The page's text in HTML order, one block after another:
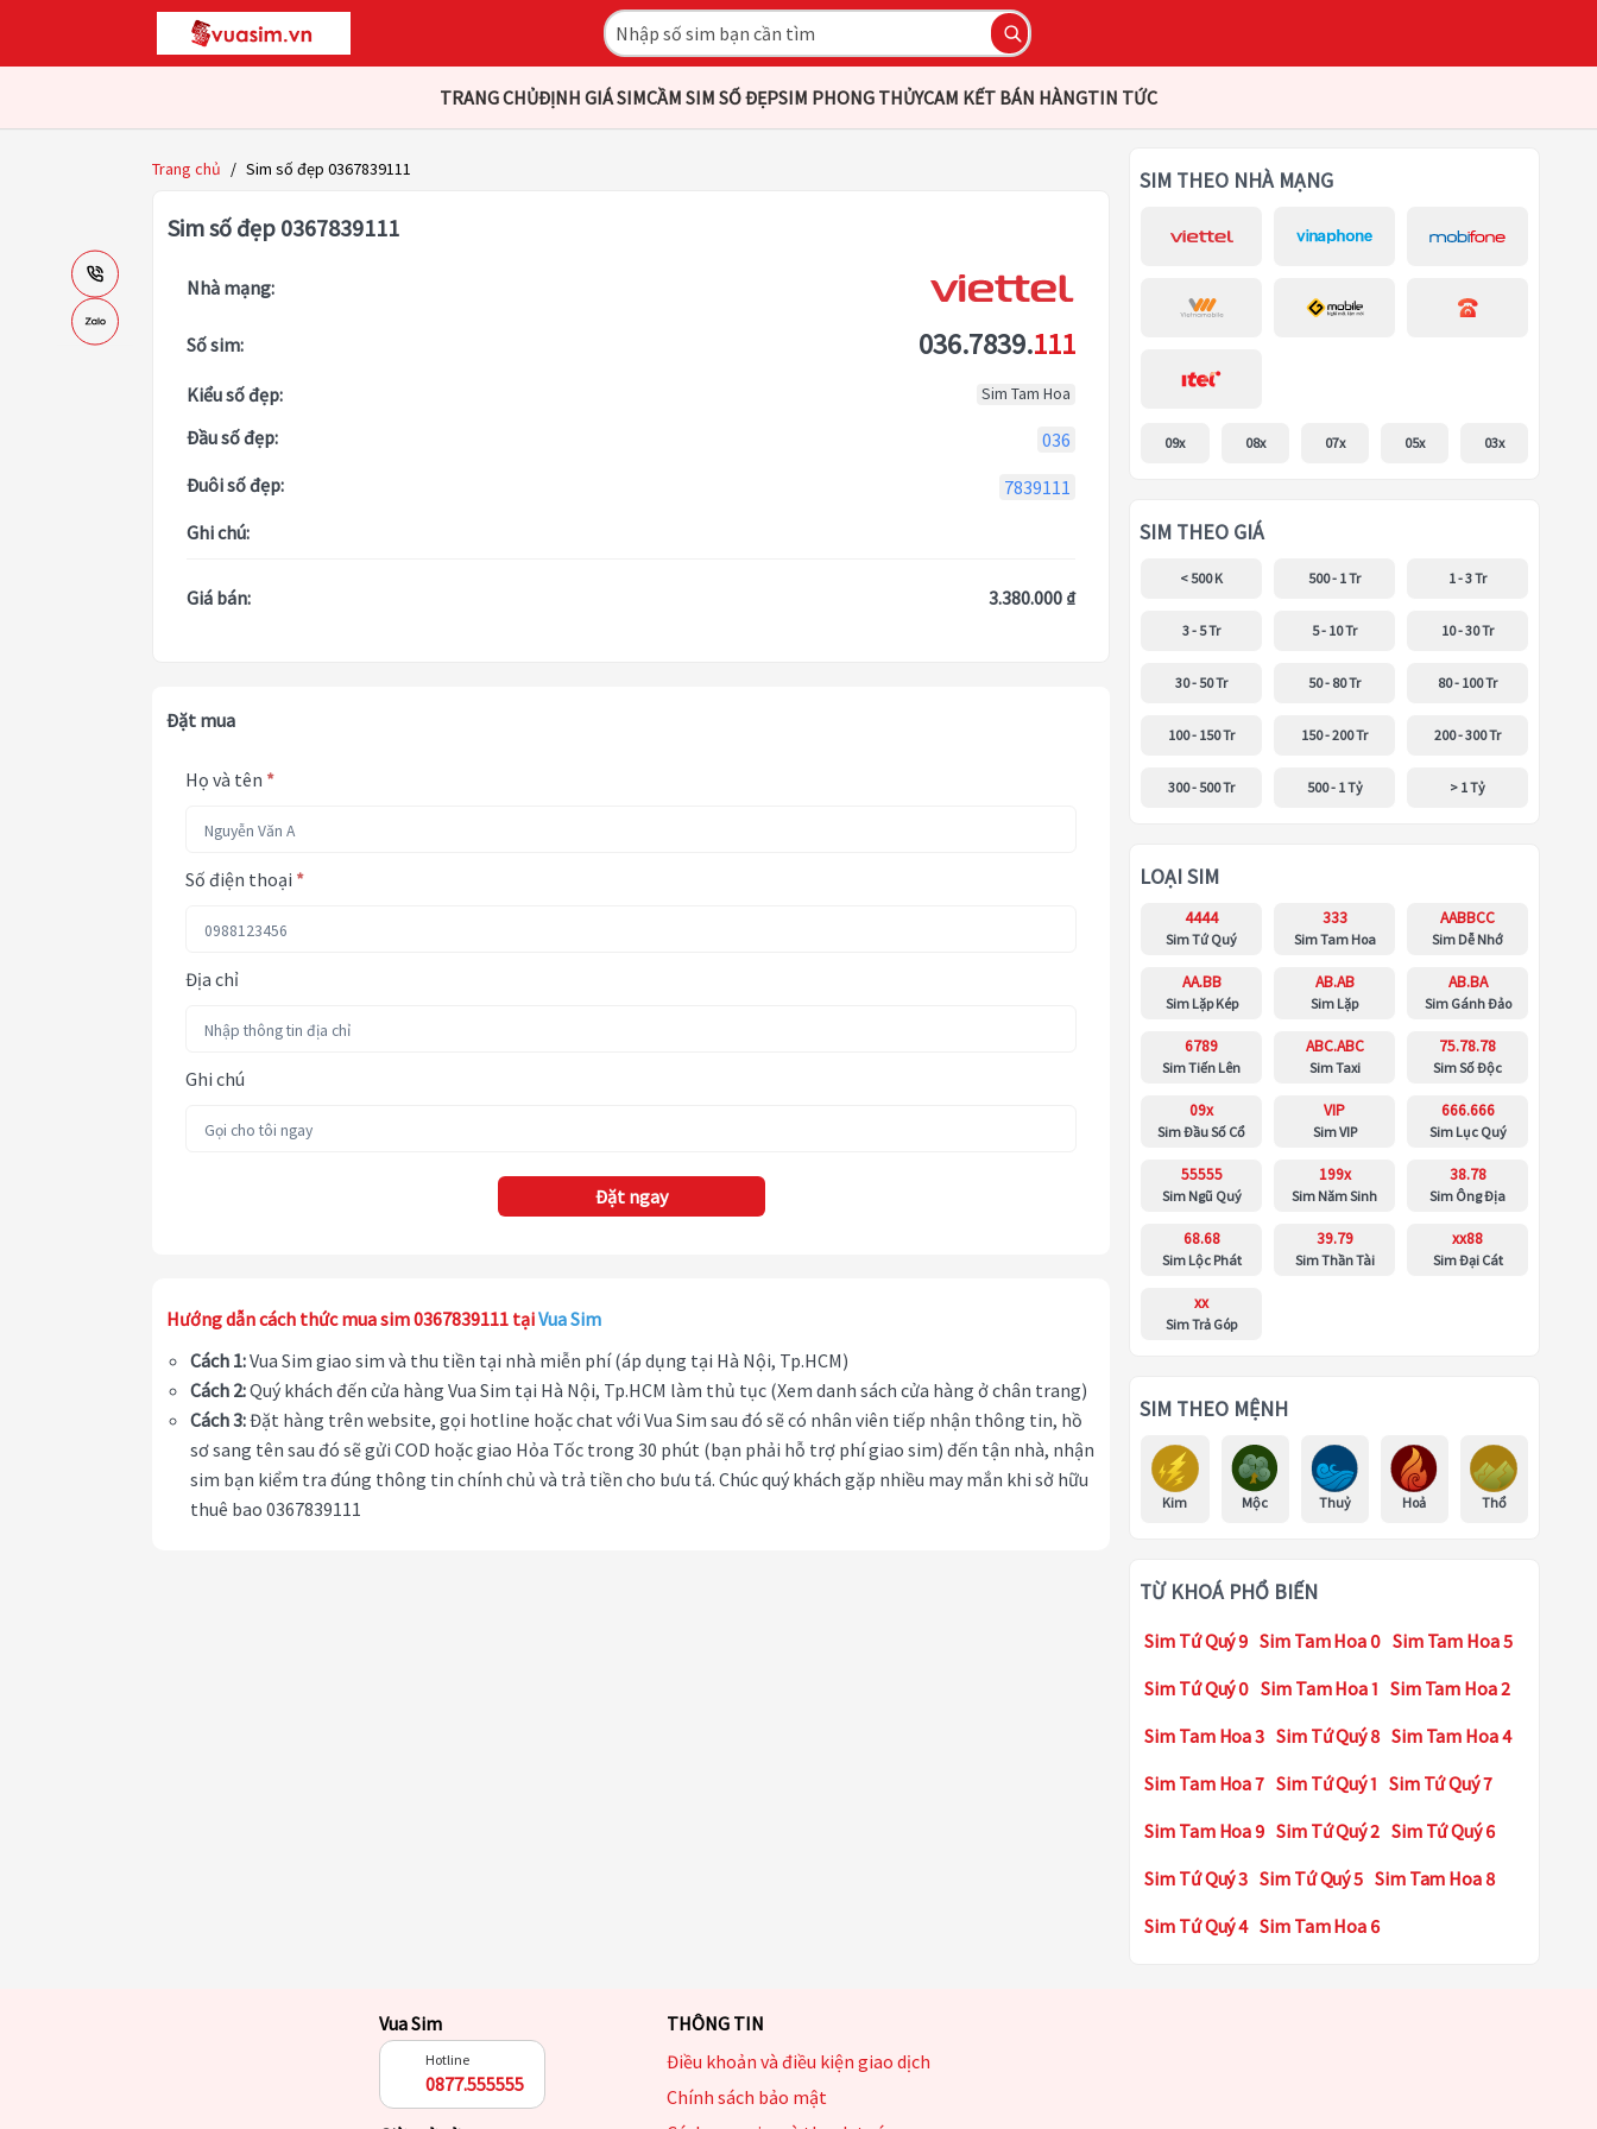
TRANG CHỦĐỊNH GIÁ SIMCẦM SIM SỐ ĐẸPSIM PHONG THỦYCAM KẾT BÁN HÀNGTIN TỨC
Trang chủ / Sim số đẹp 0367839111
Sim số đẹp 0367839111
Nhà mạng:
Số sim: 036.7839.111
Kiểu số đẹp: Sim Tam Hoa
Đầu số đẹp:
036
Đuôi số đẹp:
7839111
Ghi chú:
Giá bán: 3.380.000 ₫
Đặt mua
Họ và tên *
Số điện thoại *
Địa chỉ
Ghi chú
Đặt ngay
Hướng dẫn cách thức mua sim 0367839111 tạiVua Sim
Cách 1:Vua Sim giao sim và thu tiền tại nhà miễn phí (áp dụng tại Hà Nội, Tp.HCM)
Cách 2:Quý khách đến cửa hàng Vua Sim tại Hà Nội, Tp.HCM làm thủ tục (Xem danh sách cửa hàng ở chân trang)
Cách 3:Đặt hàng trên website, gọi hotline hoặc chat với Vua Sim sau đó sẽ có nhân viên tiếp nhận thông tin, hồ
sơ sang tên sau đó sẽ gửi COD hoặc giao Hỏa Tốc trong 30 phút (bạn phải hỗ trợ phí giao sim) đến tận nhà, nhận
sim bạn kiểm tra đúng thông tin chính chủ và trả tiền cho bưu tá. Chúc quý khách gặp nhiều may mắn khi sở hữu
thuê bao 0367839111
SIM THEO NHÀ MẠNG
09x 08x 07x 05x 03x
SIM THEO GIÁ
< 500 K 500 - 1 Tr 1 - 3 Tr
3 - 5 Tr 5 - 10 Tr 10 - 30 Tr
30 - 50 Tr 50 - 80 Tr 80 - 100 Tr
100 - 150 Tr 150 - 200 Tr 200 - 300 Tr
300 - 500 Tr 500 - 1 Tỷ > 1 Tỷ
LOẠI SIM
4444
Sim Tứ Quý
333
Sim Tam Hoa
AABBCC
Sim Dễ Nhớ
AA.BB
Sim Lặp Kép
AB.AB
Sim Lặp
AB.BA
Sim Gánh Đảo
6789
Sim Tiến Lên
ABC.ABC
Sim Taxi
75.78.78
Sim Số Độc
09x
Sim Đầu Số Cổ
VIP
Sim VIP
666.666
Sim Lục Quý
55555
Sim Ngũ Quý
199x
Sim Năm Sinh
38.78
Sim Ông Địa
68.68
Sim Lộc Phát
39.79
Sim Thần Tài
xx88
Sim Đại Cát
xx
Sim Trả Góp
SIM THEO MỆNH
Kim Mộc Thuỷ Hoả Thổ
TỪ KHOÁ PHỔ BIẾN
Sim Tứ Quý 9 Sim Tam Hoa 0 Sim Tam Hoa 5
Sim Tứ Quý 0 Sim Tam Hoa 1 Sim Tam Hoa 2
Sim Tam Hoa 3 Sim Tứ Quý 8 Sim Tam Hoa 4
Sim Tam Hoa 7 Sim Tứ Quý 1 Sim Tứ Quý 7
Sim Tam Hoa 9 Sim Tứ Quý 2 Sim Tứ Quý 6
Sim Tứ Quý 3 Sim Tứ Quý 5 Sim Tam Hoa 8
Sim Tứ Quý 4 Sim Tam Hoa 6
Vua Sim
Hotline
0877.555555
THÔNG TIN
Điều khoản và điều kiện giao dịch
Chính sách bảo mật